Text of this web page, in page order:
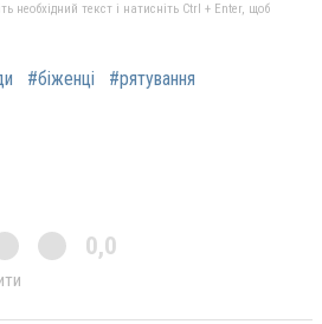
необхідний текст і натисніть Ctrl + Enter, щоб
#біженці
#рятування
0,0